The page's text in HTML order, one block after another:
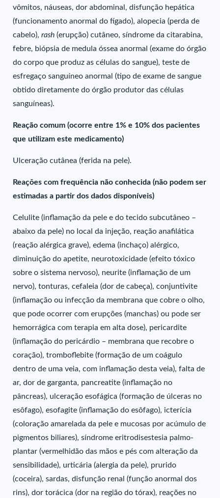
vômitos, náuseas, dor abdominal, disfunção hepática
(funcionamento anormal do fígado), alopecia (perda de
cabelo),rash(erupção) cutâneo, síndrome da citarabina,
febre, biópsia de medula óssea anormal (exame do órgão
do corpo que produz as células do sangue), teste de
esfregaço sanguíneo anormal (tipo de exame de sangue
obtido diretamente do órgão produtor das células
sanguíneas).
Reação comum (ocorre entre 1% e 10% dos pacientes
que utilizam este medicamento)
Ulceração cutânea (ferida na pele).
Reações com frequência não conhecida (não podem ser
estimadas a partir dos dados disponíveis)
Celulite (inflamação da pele e do tecido subcutâneo –
abaixo da pele) no local da injeção, reação anafilática
(reação alérgica grave), edema (inchaço) alérgico,
diminuição do apetite, neurotoxicidade (efeito tóxico
sobre o sistema nervoso), neurite (inflamação de um
nervo), tonturas, cefaleia (dor de cabeça), conjuntivite
(inflamação ou infecção da membrana que cobre o olho,
que pode ocorrer com erupções (manchas) ou pode ser
hemorrágica com terapia em alta dose), pericardite
(inflamação do pericárdio – membrana que recobre o
coração), tromboflebite (formação de um coágulo
dentro de uma veia, com inflamação desta veia), falta de
ar, dor de garganta, pancreatite (inflamação no
pâncreas), ulceração esofágica (formação de úlceras no
esôfago), esofagite (inflamação do esôfago), icterícia
(coloração amarelada da pele e mucosas por acúmulo de
pigmentos biliares), síndrome eritrodisestesia palmo-
plantar (vermelhidão das mãos e pés com alteração da
sensibilidade), urticária (alergia da pele), prurido
(coceira), sardas, disfunção renal (função anormal dos
rins), dor torácica (dor na região do tórax), reações no